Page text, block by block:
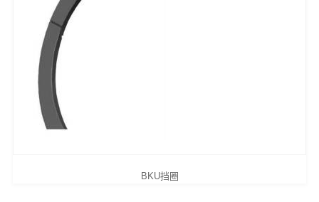
BKU挡圈